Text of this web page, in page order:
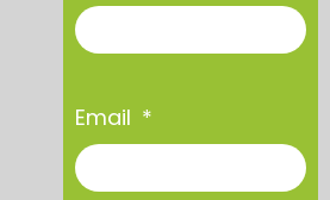
Email